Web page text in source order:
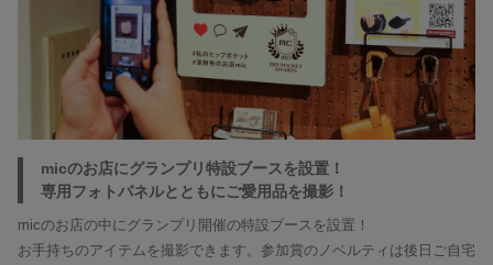
micのお店にグランプリ特設ブースを設置！
専用フォトパネルとともにご愛用品を撮影！
micのお店の中にグランプリ開催の特設ブースを設置！
お手持ちのアイテムを撮影できます。参加賞のノベルティは後日ご自宅